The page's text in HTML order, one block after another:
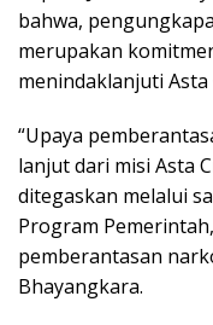
bahwa,
merupakan
menindaklanjuti
“Upaya
lanjut dari misi Asta
ditegaskan melalui
Program
pemberantasan
Bhayangkara.